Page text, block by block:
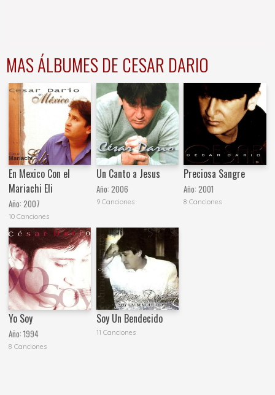
MAS ÁLBUMES DE CESAR DARIO
En Mexico Con el
Mariachi Eli
Año:2007
10 Canciones
Un Canto a Jesus
Año: 2006
9 Canciones
Preciosa Sangre
Año:2001
8 Canciones
Yo Soy
Año:1994
8 Canciones
Soy Un Bendecido
11 Canciones